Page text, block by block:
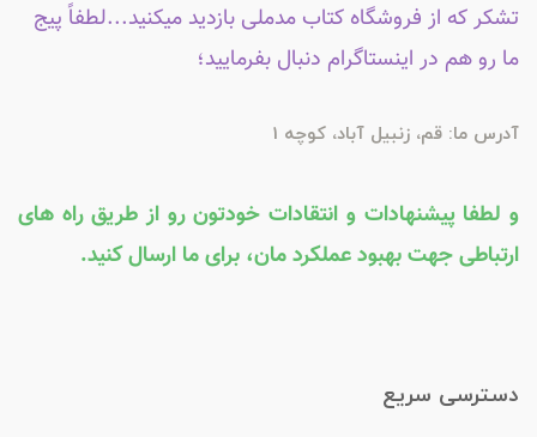
تشکر که از فروشگاه کتاب مدملی بازدید میکنید...لطفاً پیج
ما رو هم در اینستاگرام دنبال بفرمایید؛
آدرس ما: قم، زنبیل آباد، کوچه 1
و لطفا پیشنهادات و انتقادات خودتون رو از طریق راه های
ارتباطی جهت بهبود عملکرد مان، برای ما ارسال کنید.
دسترسی سریع